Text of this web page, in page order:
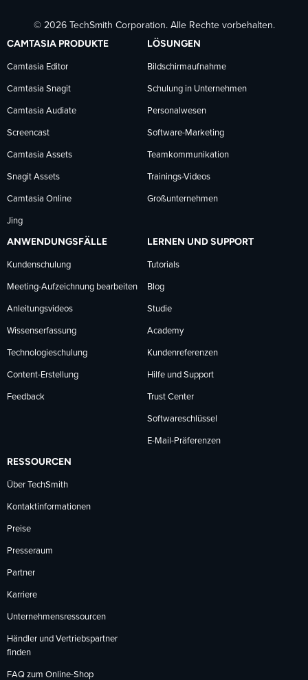
auf
Facebook
folgen
auf
LinkedIn
folgen
auf
YouTube
folgen
© 2026 TechSmith Corporation. Alle Rechte vorbehalten.
CAMTASIA PRODUKTE
Camtasia Editor
Camtasia Snagit
Camtasia Audiate
Screencast
Camtasia Assets
Snagit Assets
Camtasia Online
Jing
LÖSUNGEN
Bildschirmaufnahme
Schulung in Unternehmen
Personalwesen
Software-Marketing
Teamkommunikation
Trainings-Videos
Großunternehmen
ANWENDUNGSFÄLLE
Kundenschulung
Meeting-Aufzeichnung bearbeiten
Anleitungsvideos
Wissenserfassung
Technologieschulung
Content-Erstellung
Feedback
LERNEN UND SUPPORT
Tutorials
Blog
Studie
Academy
Kundenreferenzen
Hilfe und Support
Trust Center
Softwareschlüssel
E-Mail-Präferenzen
RESSOURCEN
Über TechSmith
Kontaktinformationen
Preise
Presseraum
Partner
Karriere
Unternehmensressourcen
Händler und Vertriebspartner
finden
FAQ zum Online-Shop